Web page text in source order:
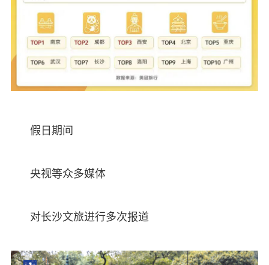
假日期间
央视等众多媒体
对长沙文旅进行多次报道